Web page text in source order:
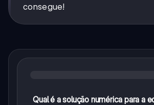
consegue!
Qual é a solução numérica para a